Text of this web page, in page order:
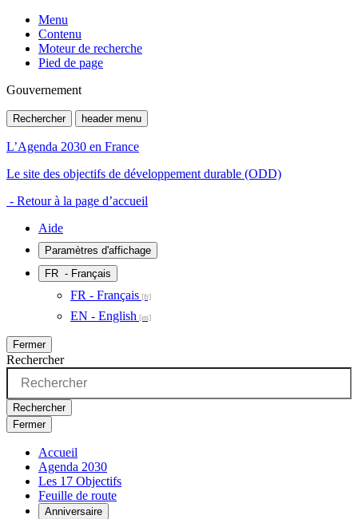
Menu
Contenu
Moteur de recherche
Pied de page
Gouvernement
Rechercher header menu
L’Agenda 2030 en France
Le site des objectifs de développement durable (ODD)
- Retour à la page d’accueil
Aide
Paramètres d'affichage
FR - Français
FR - Français
EN - English
Fermer
Rechercher
Rechercher
Fermer
Accueil
Agenda 2030
Les 17 Objectifs
Feuille de route
Anniversaire